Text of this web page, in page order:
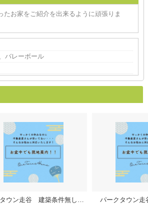
たお家をご紹介を出来るように頑張りま
バレーボール
パークタウン